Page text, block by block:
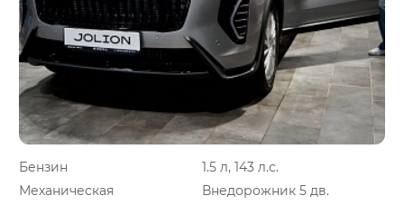
Бензин
1.5 л, 143 л.с.
Механическая
Внедорожник 5 дв.